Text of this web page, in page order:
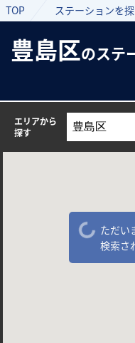
TOP ステーションを
豊島区のステ
エリアから
探す
ただい
検索さ